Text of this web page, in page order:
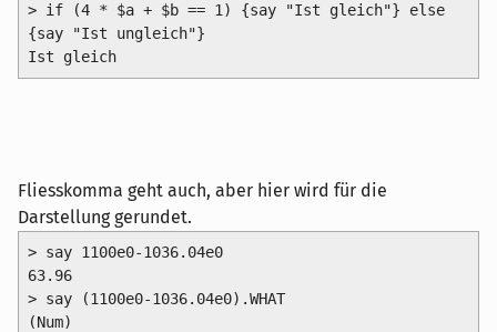
> if (4 * $a + $b == 1) {say "Ist gleich"} else
{say "Ist ungleich"}
Ist gleich
Fliesskomma geht auch, aber hier wird für die
Darstellung gerundet.
> say 1100e0-1036.04e0
63.96
> say (1100e0-1036.04e0).WHAT
(Num)